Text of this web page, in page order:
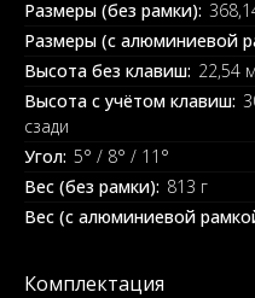
Размеры (без рамки):
Размеры (с алюминиевой
Высота без клавиш: 22,54
Высота с учётом клавиш:
сзади
Угол: 5° / 8° / 11°
Вес (без рамки): 813 г
Вес (с алюминиевой
Комплектация